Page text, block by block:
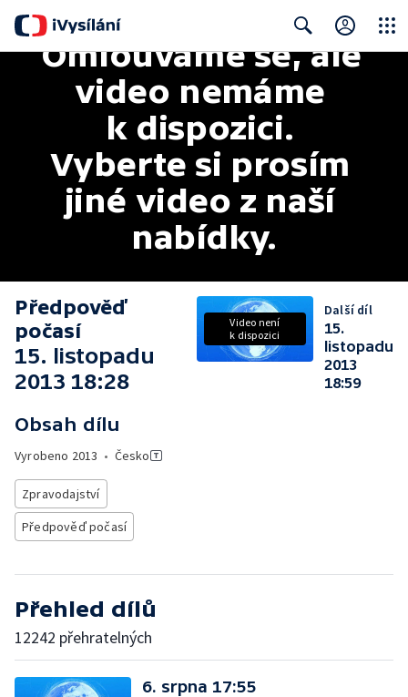
Search
Omlouváme se, ale
video nemáme
k dispozici.
Vyberte si prosím
jiné video z naší
nabídky.
Předpověď
počasí
15. listopadu
2013 18:28
Obsah dílu
Vyrobeno 2013 • Česko
Zpravodajství
Předpověď počasí
Video není
k dispozici
Další díl
15.
listopadu
2013
18:59
Přehled dílů
12242 přehratelných
6. srpna 17:55